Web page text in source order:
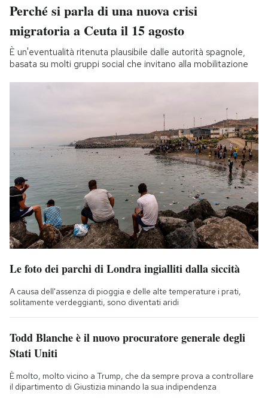
Perché si parla di una nuova crisi
migratoria a Ceuta il 15 agosto
È un'eventualità ritenuta plausibile dalle autorità spagnole,
basata su molti gruppi social che invitano alla mobilitazione
Le foto dei parchi di Londra ingialliti dalla siccità
A causa dell'assenza di pioggia e delle alte temperature i prati,
solitamente verdeggianti, sono diventati aridi
Todd Blanche è il nuovo procuratore generale degli
Stati Uniti
È molto, molto vicino a Trump, che da sempre prova a controllare
il dipartimento di Giustizia minando la sua indipendenza